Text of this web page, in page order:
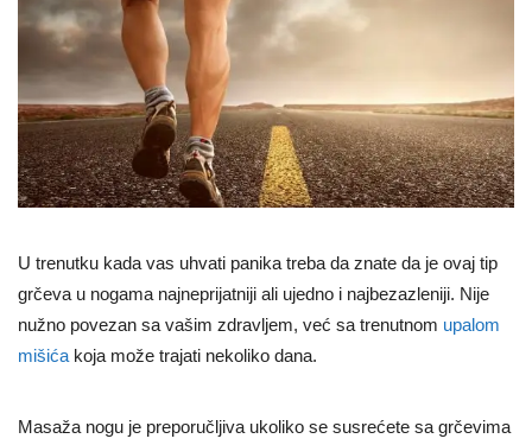
U trenutku kada vas uhvati panika treba da znate da je ovaj tip
grčeva u nogama najneprijatniji ali ujedno i najbezazleniji. Nije
nužno povezan sa vašim zdravljem, već sa trenutnom upalom
mišića koja može trajati nekoliko dana.
Masaža nogu je preporučljiva ukoliko se susrećete sa grčevima